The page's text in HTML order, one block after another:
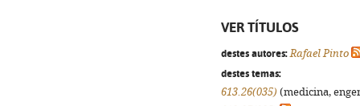
VER TÍTULOS
destes autores: Rafael Pinto
destes temas:
613.26(035) (medicina,